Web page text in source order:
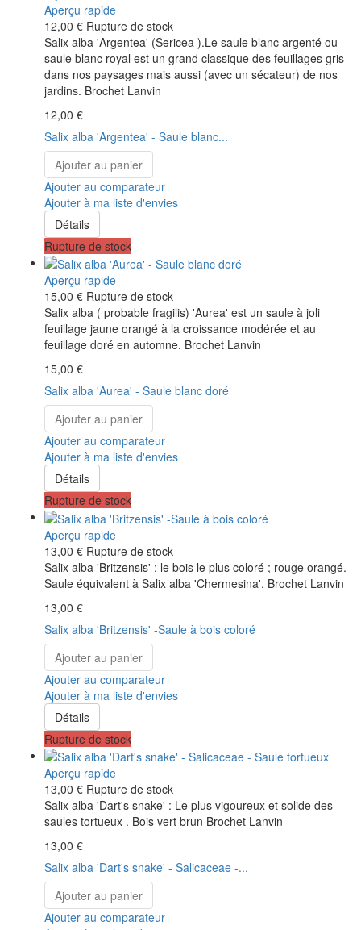
Aperçu rapide
12,00 € Rupture de stock
Salix alba 'Argentea' (Sericea ).Le saule blanc argenté ou
saule blanc royal est un grand classique des feuillages gris
dans nos paysages mais aussi (avec un sécateur) de nos
jardins. Brochet Lanvin
12,00 €
Salix alba 'Argentea' - Saule blanc...
Ajouter au panier
Ajouter au comparateur
Ajouter à ma liste d'envies
Détails
Rupture de stock
Aperçu rapide
15,00 € Rupture de stock
Salix alba ( probable fragilis) 'Aurea' est un saule à joli
feuillage jaune orangé à la croissance modérée et au
feuillage doré en automne. Brochet Lanvin
15,00 €
Salix alba 'Aurea' - Saule blanc doré
Ajouter au panier
Ajouter au comparateur
Ajouter à ma liste d'envies
Détails
Rupture de stock
Aperçu rapide
13,00 € Rupture de stock
Salix alba 'Britzensis' : le bois le plus coloré ; rouge orangé.
Saule équivalent à Salix alba 'Chermesina'. Brochet Lanvin
13,00 €
Salix alba 'Britzensis' -Saule à bois coloré
Ajouter au panier
Ajouter au comparateur
Ajouter à ma liste d'envies
Détails
Rupture de stock
Aperçu rapide
13,00 € Rupture de stock
Salix alba 'Dart's snake' : Le plus vigoureux et solide des
saules tortueux . Bois vert brun Brochet Lanvin
13,00 €
Salix alba 'Dart's snake' - Salicaceae -...
Ajouter au panier
Ajouter au comparateur